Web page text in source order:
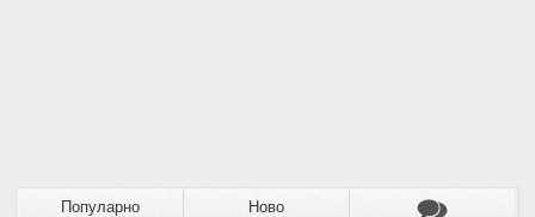
Популарно Ново